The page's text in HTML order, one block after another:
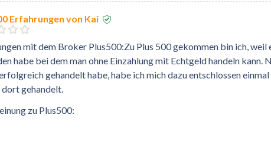
Erfahrungen von Kai
mit dem Broker Plus500:Zu Plus 500 gekommen bin ich, weil
habe bei dem man ohne Einzahlung mit Echtgeld handeln kann.
gehandelt habe, habe ich mich dazu entschlossen
gehandelt.
zu Plus500: